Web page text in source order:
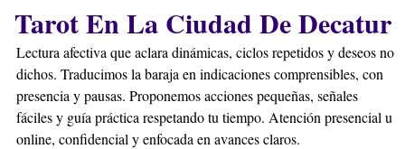
Amarres De Amor En Decatur, asegurando que el vínculo
se afiance sin interferencias.
¿Necesito algo de la persona para hacerle Brujería?
No es obligatorio, aunque foto, nombre o prenda
acelera. Maestros Espirituales trabaja con testigos y
ética, reforzando seguridad. Si no tienes nada,
Tarot En La Ciudad De Decatur
Lectura afectiva que aclara dinámicas, ciclos repetidos y deseos no
dichos. Traducimos la baraja en indicaciones comprensibles, con
presencia y pausas. Proponemos acciones pequeñas, señales
fáciles y guía práctica respetando tu tiempo. Atención presencial u
online, confidencial y enfocada en avances claros.